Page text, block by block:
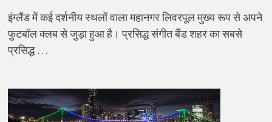
इंग्लैंड में कई दर्शनीय स्थलों वाला महानगर लिवरपूल मुख्य रूप से अपने
फुटबॉल क्लब से जुड़ा हुआ है। प्रसिद्ध संगीत बैंड शहर का सबसे
प्रसिद्ध …